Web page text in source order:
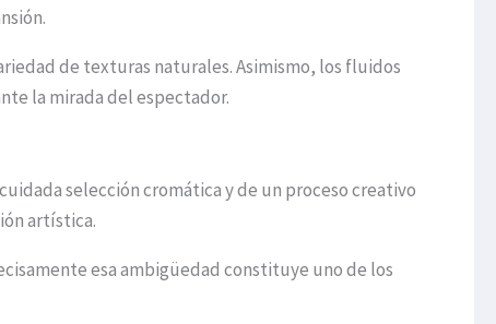
de texturas naturales. Asimismo, los fluidos
la mirada del espectador.
selección cromática y de un proceso creativo
artística.
esa ambigüedad constituye uno de los